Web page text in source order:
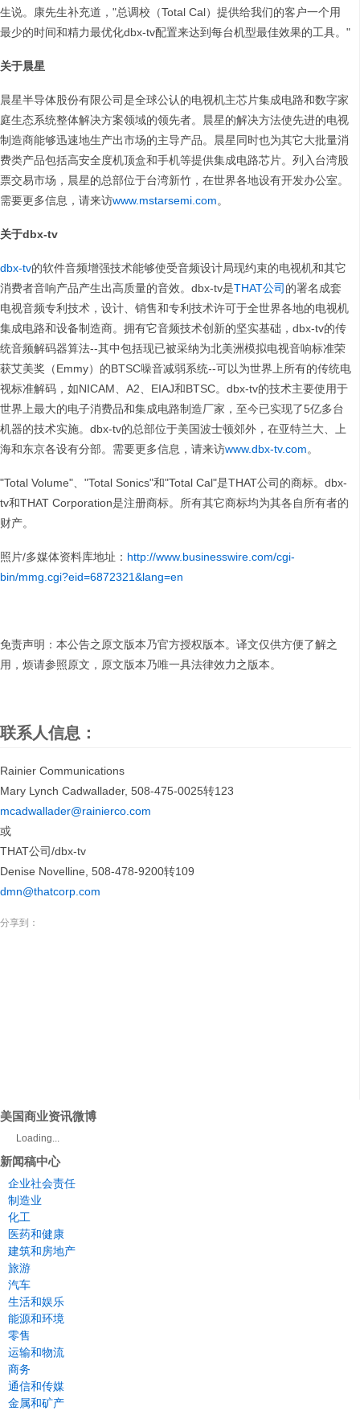
生说。康先生补充道，"总调校（Total Cal）提供给我们的客户一个用
最少的时间和精力最优化dbx-tv配置来达到每台机型最佳效果的工具。"
关于晨星
晨星半导体股份有限公司是全球公认的电视机主芯片集成电路和数字家
庭生态系统整体解决方案领域的领先者。晨星的解决方法使先进的电视
制造商能够迅速地生产出市场的主导产品。晨星同时也为其它大批量消
费类产品包括高安全度机顶盒和手机等提供集成电路芯片。列入台湾股
票交易市场，晨星的总部位于台湾新竹，在世界各地设有开发办公室。
需要更多信息，请来访www.mstarsemi.com。
关于dbx-tv
dbx-tv的软件音频增强技术能够使受音频设计局现约束的电视机和其它
消费者音响产品产生出高质量的音效。dbx-tv是THAT公司 的署名成套
电视音频专利技术，设计、销售和专利技术许可于全世界各地的电视机
集成电路和设备制造商。拥有它音频技术创新的坚实基础，dbx-tv的传
统音频解码器算法--其中包括现已被采纳为北美洲模拟电视音响标准荣
获艾美奖（Emmy）的BTSC噪音减弱系统--可以为世界上所有的传统电
视标准解码，如NICAM、A2、EIAJ和BTSC。dbx-tv的技术主要使用于
世界上最大的电子消费品和集成电路制造厂家，至今已实现了5亿多台
机器的技术实施。dbx-tv的总部位于美国波士顿郊外，在亚特兰大、上
海和东京各设有分部。需要更多信息，请来访www.dbx-tv.com。
"Total Volume"、"Total Sonics"和"Total Cal"是THAT公司的商标。dbx-
tv和THAT Corporation是注册商标。所有其它商标均为其各自所有者的
财产。
照片/多媒体资料库地址： http://www.businesswire.com/cgi-
bin/mmg.cgi?eid=6872321&lang=en
免责声明：本公告之原文版本乃官方授权版本。译文仅供方便了解之
用，烦请参照原文，原文版本乃唯一具法律效力之版本。
联系人信息：
Rainier Communications
Mary Lynch Cadwallader, 508-475-0025转123
mcadwallader@rainierco.com
或
THAT公司/dbx-tv
Denise Novelline, 508-478-9200转109
dmn@thatcorp.com
分享到：
美国商业资讯微博
Loading...
新闻稿中心
企业社会责任
制造业
化工
医药和健康
建筑和房地产
旅游
汽车
生活和娱乐
能源和环境
零售
运输和物流
商务
通信和传媒
金属和矿产